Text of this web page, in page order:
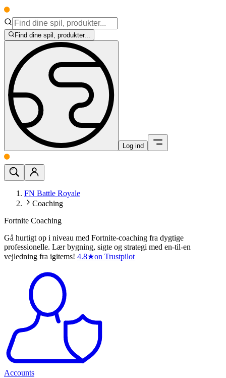
Find dine spil, produkter...
Log ind
FN Battle Royale
Coaching
Fortnite Coaching
Gå hurtigt op i niveau med Fortnite-coaching fra dygtige
professionelle. Lær bygning, sigte og strategi med en-til-en
vejledning fra igitems! 4.8★on Trustpilot
Accounts